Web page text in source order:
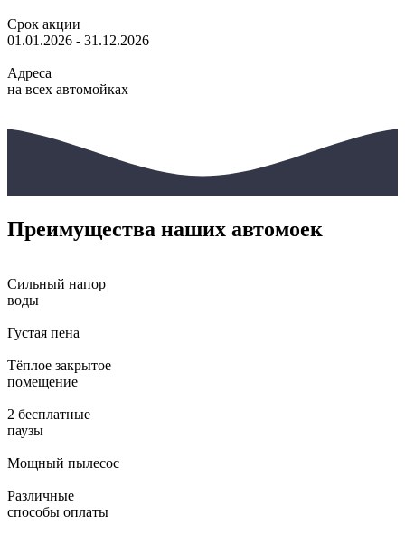
Срок акции
01.01.2026 - 31.12.2026
Адреса
на всех автомойках
Преимущества наших автомоек
Сильный напор
воды
Густая пена
Тёплое закрытое
помещение
2 бесплатные
паузы
Мощный пылесос
Различные
способы оплаты